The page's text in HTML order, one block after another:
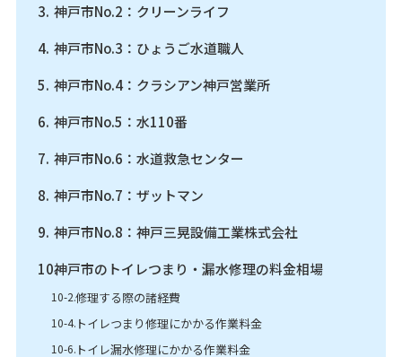
神戸市No.2：クリーンライフ
神戸市No.3：ひょうご水道職人
神戸市No.4：クラシアン神戸営業所
神戸市No.5：水110番
神戸市No.6：水道救急センター
神戸市No.7：ザットマン
神戸市No.8：神戸三晃設備工業株式会社
神戸市のトイレつまり・漏水修理の料金相場
修理する際の諸経費
トイレつまり修理にかかる作業料金
トイレ漏水修理にかかる作業料金